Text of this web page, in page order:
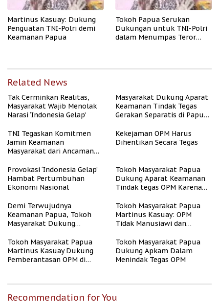
Martinus Kasuay: Dukung
Penguatan TNI-Polri demi
Keamanan Papua
Tokoh Papua Serukan
Dukungan untuk TNI-Polri
dalam Menumpas Teror
Related News
Tak Cerminkan Realitas,
Masyarakat Wajib Menolak
Narasi ‘Indonesia Gelap’
Masyarakat Dukung Aparat
Keamanan Tindak Tegas
Gerakan Separatis di Papua
TNI Tegaskan Komitmen
Jamin Keamanan
Masyarakat dari Ancaman
Kekejaman OPM Harus
Dihentikan Secara Tegas
Provokasi ‘Indonesia Gelap’
Hambat Pertumbuhan
Ekonomi Nasional
Tokoh Masyarakat Papua
Dukung Aparat Keamanan
Tindak tegas OPM Karena
Demi Terwujudnya
Keamanan Papua, Tokoh
Masyarakat Dukung
Terhadap OPM
Tokoh Masyarakat Papua
Martinus Kasuay: OPM
Tidak Manusiawi dan
Tokoh Masyarakat Papua
Martinus Kasuay Dukung
Pemberantasan OPM di
Tokoh Masyarakat Papua
Dukung Apkam Dalam
Menindak Tegas OPM
Recommendation for You